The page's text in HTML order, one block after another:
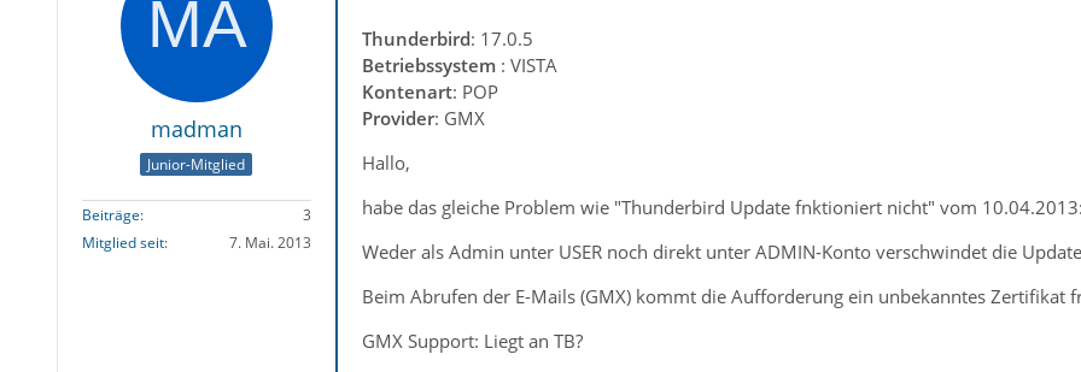
madman
Junior-Mitglied
Beiträge
3
Mitglied seit
7. Mai. 2013
Thunderbird: 17.0.5
Betriebssystem : VISTA
Kontenart: POP
Provider: GMX
Hallo,
habe das gleiche Problem wie "Thunderbird Update fnktioniert nicht" vom
Weder als Admin unter USER noch direkt unter ADMIN-Konto verschwindet die
Beim Abrufen der E-Mails (GMX) kommt die Aufforderung ein unbekanntes Zertifikat
GMX Support: Liegt an TB?